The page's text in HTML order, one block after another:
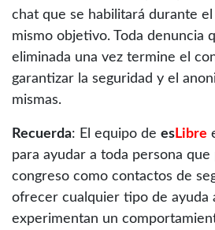
chat que se habilitará durante
mismo objetivo. Toda denuncia
eliminada una vez termine el
garantizar la seguridad y el
mismas.
Recuerda: El equipo de esLibre
para ayudar a toda persona que
congreso como contactos de
ofrecer cualquier tipo de ayuda
experimentan un